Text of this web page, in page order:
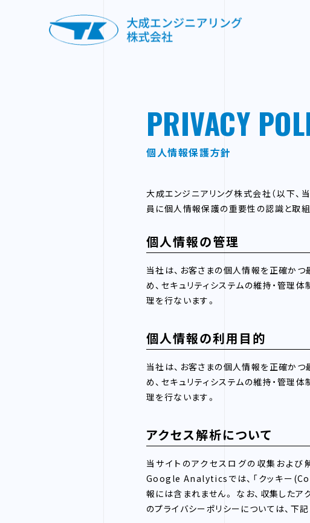
PRIVACY
個人情報保護方針
大成エンジニアリング株式会社（以下
員に個人情報保護の重要性の認識と取
個人情報の管理
当社は、お客さまの個人情報を正確かつ
め、セキュリティシステムの維持・管
理を行ないます。
個人情報の利用目的
当社は、お客さまの個人情報を正確かつ
め、セキュリティシステムの維持・管
理を行ないます。
アクセス解析について
当サイトのアクセスログの収集およ
Google Analyticsでは、「クッキー
報には含まれません。 なお、収集した
のプライバシーポリシーについては、下